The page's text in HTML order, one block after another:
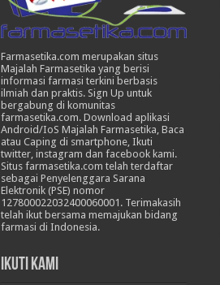
Farmasetika.com merupakan situs
Majalah Farmasetika yang berisi
informasi farmasi terkini berbasis
ilmiah dan praktis. Sign Up untuk
bergabung di komunitas
farmasetika.com. Download aplikasi
Android/IoS Majalah Farmasetika, Baca
atau Caping di smartphone, Ikuti
twitter, instagram dan facebook kami.
Situs farmasetika.com telah terdaftar
sebagai Penyelenggara Sarana
Elektronik (PSE) nomor
127800022032400060001. Terimakasih
telah ikut bersama memajukan bidang
farmasi di Indonesia.
Ikuti Kami